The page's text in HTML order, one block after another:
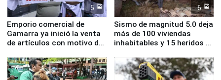
5
Emporio comercial de
Gamarra ya inició la venta
de artículos con motivo de
6
Sismo de magnitud 5.0 deja
más de 100 viviendas
inhabitables y 15 heridos en